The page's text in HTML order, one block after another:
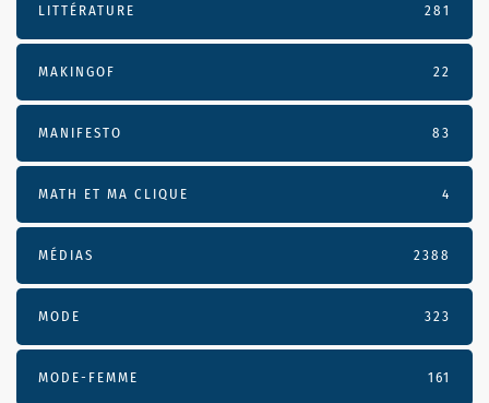
LITTÉRATURE 281
MAKINGOF 22
MANIFESTO 83
MATH ET MA CLIQUE 4
MÉDIAS 2388
MODE 323
MODE-FEMME 161